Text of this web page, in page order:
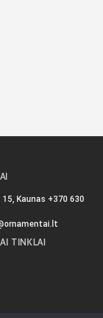
15, Kaunas +370 630
TINKLAI